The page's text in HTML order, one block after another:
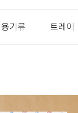
용기류 트레이